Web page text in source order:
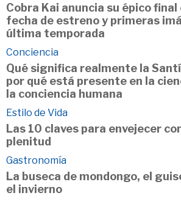
Cobra Kai anuncia su épico
fecha de estreno y primeras
última temporada
Conciencia
Qué significa realmente la
por qué está presente en la
la conciencia humana
Estilo de Vida
Las 10 claves para envejecer
plenitud
Gastronomía
La buseca de mondongo, el
el invierno